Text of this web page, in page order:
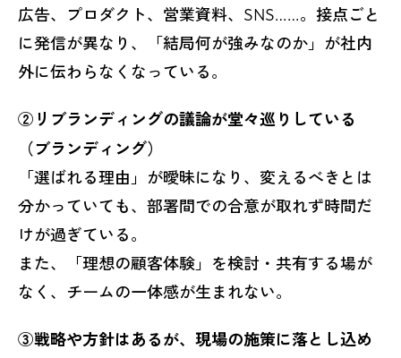
広告、​プロダクト、​営業資料、​SNS……。接点ごと
に​発信が​異なり、​「結局​何が​強みなのか」が​社内
外に​伝わらなくなっている。
②リブランディングの議論が堂々巡りしている
（ブランディング）
「選ばれる​理由」が​曖昧に​なり、​変えるべきとは​
分かっていても、​部署間での​合意が​取れず​時間だ
けが​過ぎている。
また、「理想の顧客体験」を検討・共有する場が
なく、チームの一体感が生まれない。
③戦略や方針はあるが、現場の施策に落とし込め